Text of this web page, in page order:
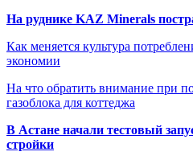
На руднике KAZ Minerals
Как меняется культура
экономии
На что обратить внимание при
газоблока для коттеджа
В Астане начали тестовый
стройки